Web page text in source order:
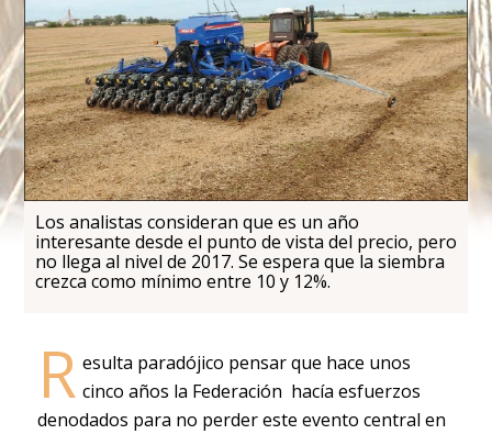
Los analistas consideran que es un año
interesante desde el punto de vista del precio, pero
no llega al nivel de 2017. Se espera que la siembra
crezca como mínimo entre 10 y 12%.
R esulta paradójico pensar que hace unos
cinco años la Federación hacía esfuerzos
denodados para no perder este evento central en